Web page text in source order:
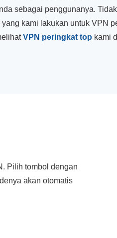
sebagai penggunanya.
kami lakukan untuk VPN
VPN peringkat top kami
Pilih tombol dengan
akan otomatis